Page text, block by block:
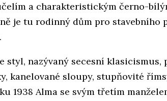
a charakteristickým černo-
je tu rodinný dům pro stavebního
styl, nazývaný secesní klasicismus,
kanelované sloupy, stupňovité
1938 Alma se svým třetím